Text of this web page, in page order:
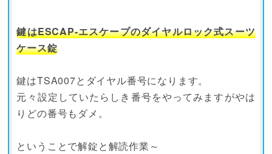
鍵はESCAP-エスケープのダイヤルロック式スーツ
ケース錠
鍵はTSA007とダイヤル番号になります。
元々設定していたらしき番号をやってみますがやは
りどの番号もダメ。
ということで解錠と解読作業～